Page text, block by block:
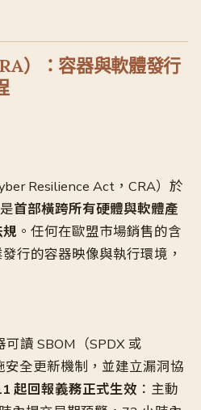
）：容器與軟體發行
Resilience Act，CRA）於
首部橫跨所有硬體與軟體產
。任何在歐盟市場銷售的含
行的容器映像與執行環境，
讀 SBOM（SPDX 或
全更新機制，並建立漏洞協
起回報義務正式生效 ：主動